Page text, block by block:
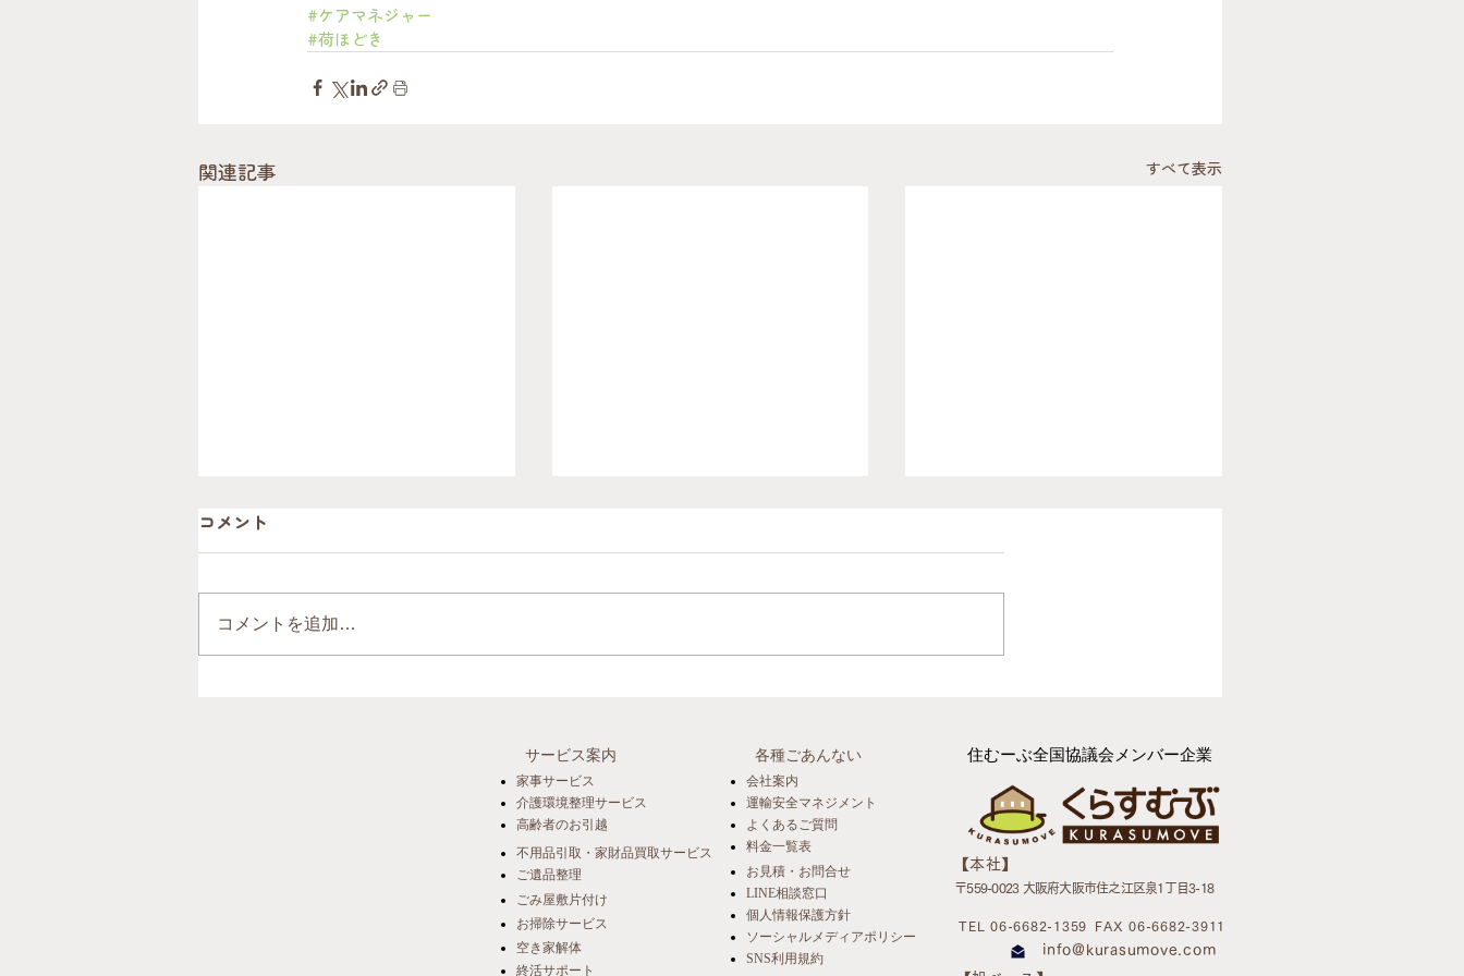
#ケアマネジャー
#荷ほどき
関連記事 すべて表示
宅で暮らすための住環境づく
り～
パーのいる引越屋さん」が、
高齢者のお引越しと住環境づ
くりで選ばれる理由
コメント
コメントを追加…
サービス案内 住むーぶ全国協議会メンバー企業
〒559-0023 大阪府大阪市住之江区泉1丁目3-18
TEL 06-6682-1359 FAX 06-6682-3911
info@kurasumove.com
各種ごあんない
会社案内
運輸安全マネジメント
よくあるご質問
料金一覧表
お見積・お問合せ
LINE相談窓口
個人情報保護方針
ソーシャルメディアポリシー
SNS利用規約
家事サービス
介護環境整理サービス
高齢者のお引越
不用品引取・家財品買取サービス
ご遺品整理
ごみ屋敷片付け
お掃除サービス
空き家解体
終活サポート
​【本社】